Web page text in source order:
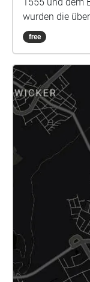
wurden die
als „Hexen“
getöteter
verschiedener
sind heute viele
Zauberer
Walk
free